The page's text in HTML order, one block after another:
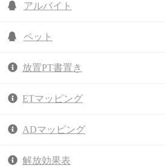
アルバイト
ペット
放置PT書置き
ETマッピング
ADマッピング
解放効果表